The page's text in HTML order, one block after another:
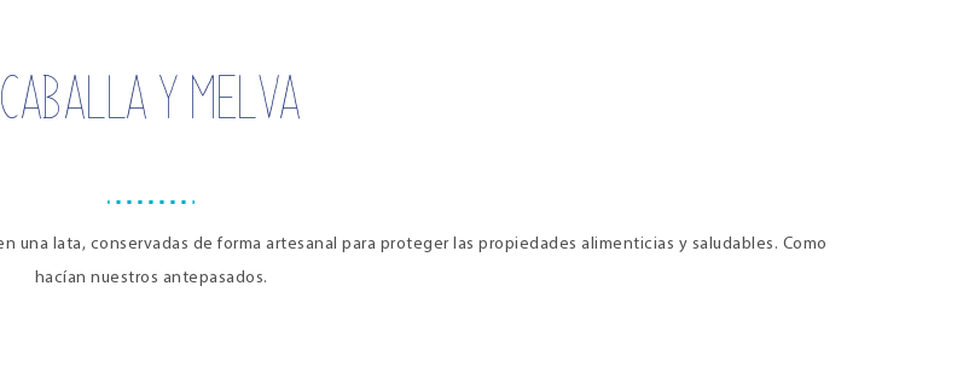
CABALLA Y MELVA
una lata, conservadas de forma artesanal para proteger las propiedades alimenticias y saludables. Como
hacían nuestros antepasados.